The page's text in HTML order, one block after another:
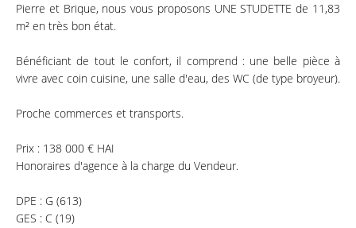
Pierre et Brique, nous vous proposons UNE STUDETTE de 11,83
m² en très bon état.
Bénéficiant de tout le confort, il comprend : une belle pièce à
vivre avec coin cuisine, une salle d'eau, des WC (de type broyeur).
Proche commerces et transports.
Prix : 138 000 € HAI
Honoraires d'agence à la charge du Vendeur.
DPE : G (613)
GES : C (19)